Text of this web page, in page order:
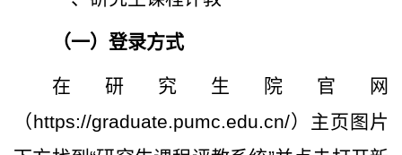
（一）登录方式
在研究生院官网
（https://graduate.pumc.edu.cn/）主页图片